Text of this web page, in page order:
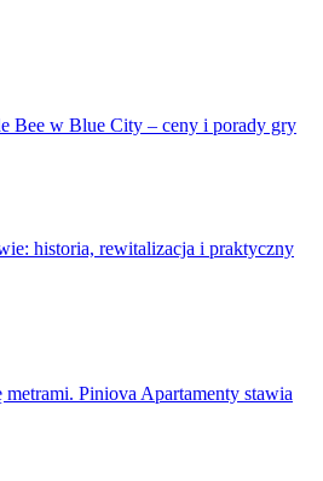
Bee w Blue City – ceny i porady gry
historia, rewitalizacja i praktyczny
Piniova Apartamenty stawia